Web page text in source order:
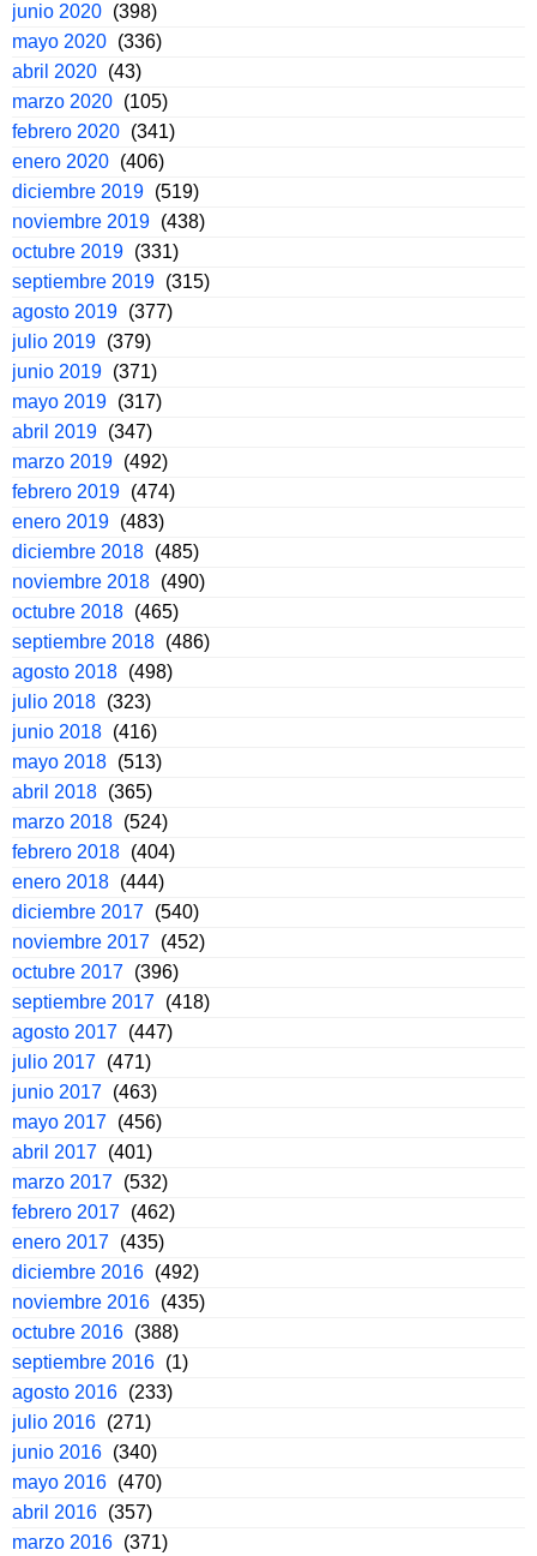
junio 2020 (398)
mayo 2020 (336)
abril 2020 (43)
marzo 2020 (105)
febrero 2020 (341)
enero 2020 (406)
diciembre 2019 (519)
noviembre 2019 (438)
octubre 2019 (331)
septiembre 2019 (315)
agosto 2019 (377)
julio 2019 (379)
junio 2019 (371)
mayo 2019 (317)
abril 2019 (347)
marzo 2019 (492)
febrero 2019 (474)
enero 2019 (483)
diciembre 2018 (485)
noviembre 2018 (490)
octubre 2018 (465)
septiembre 2018 (486)
agosto 2018 (498)
julio 2018 (323)
junio 2018 (416)
mayo 2018 (513)
abril 2018 (365)
marzo 2018 (524)
febrero 2018 (404)
enero 2018 (444)
diciembre 2017 (540)
noviembre 2017 (452)
octubre 2017 (396)
septiembre 2017 (418)
agosto 2017 (447)
julio 2017 (471)
junio 2017 (463)
mayo 2017 (456)
abril 2017 (401)
marzo 2017 (532)
febrero 2017 (462)
enero 2017 (435)
diciembre 2016 (492)
noviembre 2016 (435)
octubre 2016 (388)
septiembre 2016 (1)
agosto 2016 (233)
julio 2016 (271)
junio 2016 (340)
mayo 2016 (470)
abril 2016 (357)
marzo 2016 (371)